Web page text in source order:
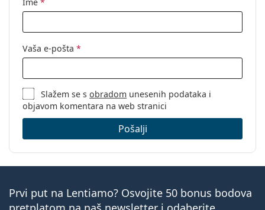
Vaša e-pošta *
Slažem se sobradom unesenih podataka i
objavom komentara na web stranici
Pošalji
Prvi put na Lentiamo? Osvojite 50 bonus bodova